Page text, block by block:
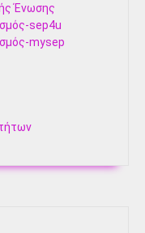
Ένωσης
sep4u
mysep